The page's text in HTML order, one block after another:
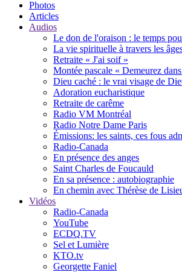
Photos
Articles
Audios
Le don de l'oraison : le temps
La vie spirituelle à travers les
Retraite « J'ai soif »
Montée pascale « Demeurez
Dieu caché : le vrai visage de
Adoration eucharistique
Retraite de carême
Radio VM Montréal
Radio Notre Dame Paris
Émissions: les saints, ces fous
Radio-Canada
En présence des anges
Saint Charles de Foucauld
En sa présence : autobiographie
En chemin avec Thérèse de
Vidéos
Radio-Canada
YouTube
ECDQ.TV
Sel et Lumière
KTO.tv
Georgette Faniel